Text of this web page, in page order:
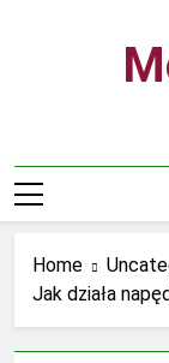
Home
Jak działa